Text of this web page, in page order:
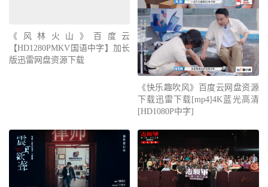
《风林火山》百度云
【HD1280PMKV国语中字】加长
版迅雷网盘资源下载
《快乐趣吹风》百度云网盘资源
下载迅雷下载[mp4]4K蓝光高清
[HD1080P中字]